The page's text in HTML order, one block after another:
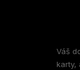
Váš
karty,